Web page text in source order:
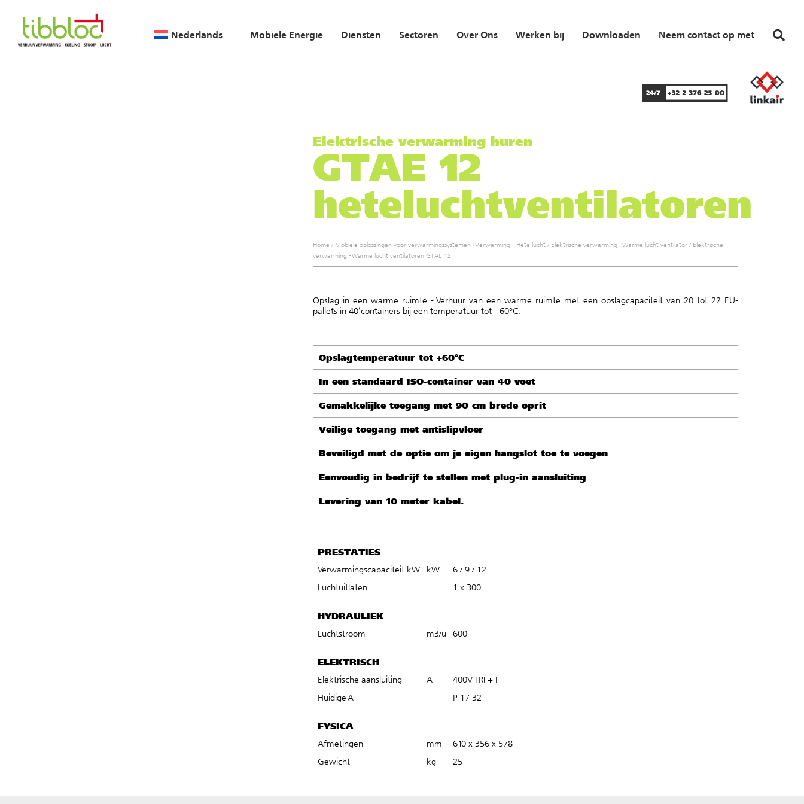
Nederlands Mobiele Energie Diensten Sectoren Over Ons Werken bij Downloaden Neem contact op met
Elektrische verwarming huren
GTAE 12
heteluchtventilatoren
Home / Mobiele oplossingen voor verwarmingssystemen/Verwarming - Hete lucht/ Elektrische verwarming - Warme lucht ventilator/ Elektrische
verwarming - Warme lucht ventilatoren GTAE 12
Opslag in een warme ruimte - Verhuur van een warme ruimte met een opslagcapaciteit van 20 tot 22 EU-
pallets in 40’containers bij een temperatuur tot +60°C.
Opslagtemperatuur tot +60°C
In een standaard ISO-container van 40 voet
Gemakkelijke toegang met 90 cm brede oprit
Veilige toegang met antislipvloer
Beveiligd met de optie om je eigen hangslot toe te voegen
Eenvoudig in bedrijf te stellen met plug-in aansluiting
Levering van 10 meter kabel.
PRESTATIES
Verwarmingscapaciteit kW kW
6 / 9 / 12
Luchtuitlaten
1 x 300
HYDRAULIEK
Luchtstroom m3/u 600
ELEKTRISCH
Elektrische aansluiting A
400V TRI + T
Huidige A
P 17 32
FYSICA
Afmetingen mm
610 x 356 x 578
Gewicht
kg 25